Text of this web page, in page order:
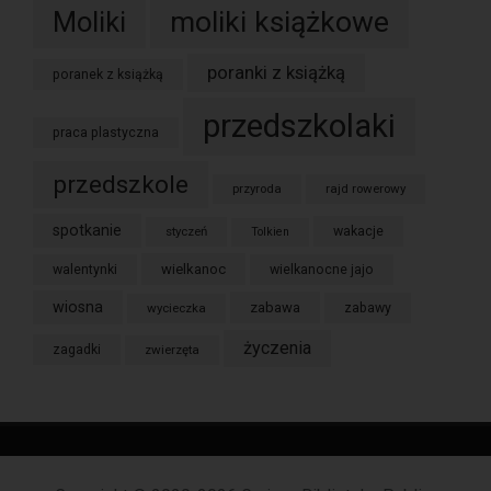
Moliki moliki książkowe
poranek z książką poranki z książką
praca plastyczna przedszkolaki
przedszkole przyroda rajd rowerowy
spotkanie styczeń Tolkien wakacje
walentynki wielkanoc wielkanocne jajo
wiosna wycieczka zabawa zabawy
zagadki zwierzęta życzenia